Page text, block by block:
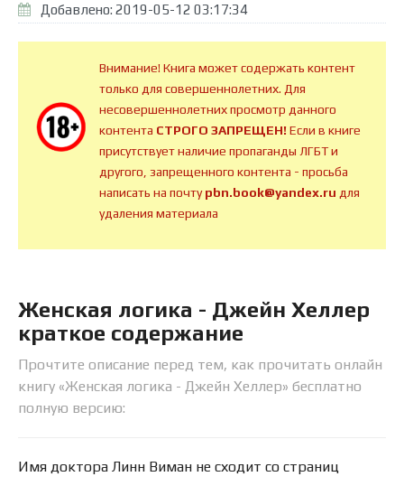
Добавлено: 2019-05-12 03:17:34
Внимание! Книга может содержать контент
только для совершеннолетних. Для
несовершеннолетних просмотр данного
контента СТРОГО ЗАПРЕЩЕН!Если в книге
присутствует наличие пропаганды ЛГБТ и
другого, запрещенного контента - просьба
написать на почтуpbn.book@yandex.ru для
удаления материала
Женская логика - Джейн Хеллер
краткое содержание
Прочтите описание перед тем, как прочитать онлайн
книгу «Женская логика - Джейн Хеллер» бесплатно
полную версию:
Имя доктора Линн Виман не сходит со страниц